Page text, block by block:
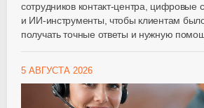
сотрудников контакт-центра , цифровые
и ИИ-инструменты , чтобы клиентам
получать точные ответы и нужную
5 АВГУСТА 2026